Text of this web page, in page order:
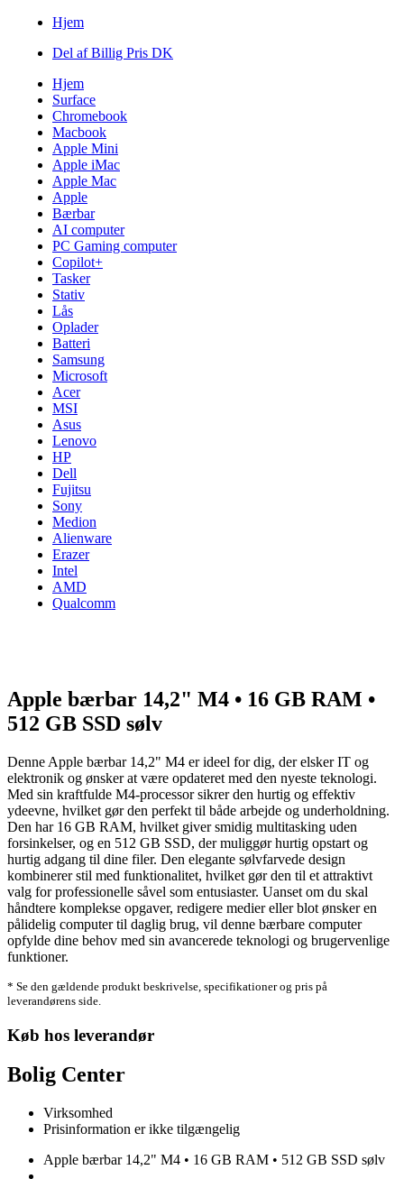
Hjem
Del af Billig Pris DK
Hjem
Surface
Chromebook
Macbook
Apple Mini
Apple iMac
Apple Mac
Apple
Bærbar
AI computer
PC Gaming computer
Copilot+
Tasker
Stativ
Lås
Oplader
Batteri
Samsung
Microsoft
Acer
MSI
Asus
Lenovo
HP
Dell
Fujitsu
Sony
Medion
Alienware
Erazer
Intel
AMD
Qualcomm
Apple bærbar 14,2" M4 • 16 GB RAM •
512 GB SSD sølv
Denne Apple bærbar 14,2" M4 er ideel for dig, der elsker IT og
elektronik og ønsker at være opdateret med den nyeste teknologi.
Med sin kraftfulde M4-processor sikrer den hurtig og effektiv
ydeevne, hvilket gør den perfekt til både arbejde og underholdning.
Den har 16 GB RAM, hvilket giver smidig multitasking uden
forsinkelser, og en 512 GB SSD, der muliggør hurtig opstart og
hurtig adgang til dine filer. Den elegante sølvfarvede design
kombinerer stil med funktionalitet, hvilket gør den til et attraktivt
valg for professionelle såvel som entusiaster. Uanset om du skal
håndtere komplekse opgaver, redigere medier eller blot ønsker en
pålidelig computer til daglig brug, vil denne bærbare computer
opfylde dine behov med sin avancerede teknologi og brugervenlige
funktioner.
* Se den gældende produkt beskrivelse, specifikationer og pris på
leverandørens side.
Køb hos leverandør
Bolig Center
Virksomhed
Prisinformation er ikke tilgængelig
Apple bærbar 14,2" M4 • 16 GB RAM • 512 GB SSD sølv